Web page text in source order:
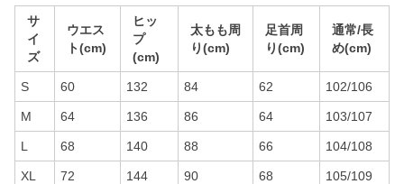
サ
イ
ズ
ウエス
ト(cm)
ヒッ
プ
(cm)
太もも周
り(cm)
足首周
り(cm)
通常/長
め(cm)
S 60 132 84 62 102/106
M 64 136 86 64 103/107
L 68 140 88 66 104/108
XL 72 144 90 68 105/109